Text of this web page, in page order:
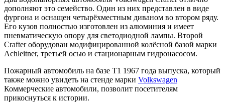
дополняют это семейство. Один из них представлен в виде
фургона и оснащен четырёхместным диваном во втором ряду.
Его кузов полностью изготовлен из алюминия и имеет
пневматическую опору для светодиодной лампы. Второй
Crafter оборудован модифицированной колёсной базой марки
Achleitner, третьей осью и стационарным гидронасосом.
Пожарный автомобиль на базе Т1 1967 года выпуска, который
также можно увидеть на стенде марки Volkswagen
Коммерческие автомобили, позволит посетителям
прикоснуться к истории.